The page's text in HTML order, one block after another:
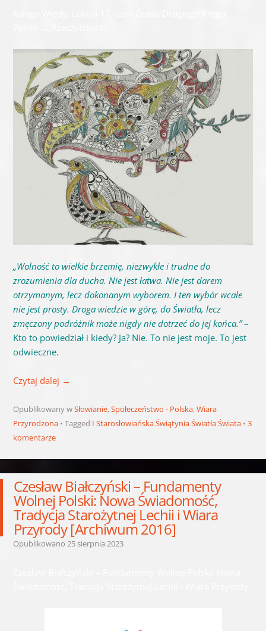
„Wolność to wielkie brzemię, niezwykłe i trudne do
zrozumienia dla ducha. Nie jest łatwa. Nie jest darem
otrzymanym, lecz dokonanym wyborem. I ten wybór wcale
nie jest prosty. Droga wiedzie w górę, do Światła, lecz
zmęczony podróżnik może nigdy nie dotrzeć do jej końca.”–
Kto to powiedział i kiedy? Ja? Nie. To nie jest moje. To jest
odwieczne.
Czytaj dalej →
Opublikowany wSłowianie,Społeczeństwo - Polska,Wiara
Przyrodzona
Tagged I Starosłowiańska Świątynia Światła Świata
3
komentarze
Czesław Białczyński – Fundamenty
Wolnej Polski: Nowa Świadomość,
Tradycja Starożytnej Lechii i Wiara
Przyrody [Archiwum 2016]
Opublikowano 25 sierpnia 2023